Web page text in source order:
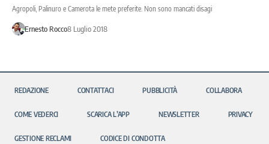
Agropoli, Palinuro e Camerota le mete preferite. Non sono mancati disagi
Ernesto Rocco8 Luglio 2018
REDAZIONE CONTATTACI PUBBLICITÀ COLLABORA
COME VEDERCI SCARICA L’APP NEWSLETTER PRIVACY
GESTIONE RECLAMI CODICE DI CONDOTTA